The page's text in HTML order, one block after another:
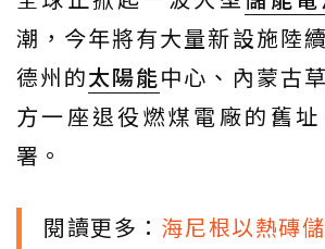
潮，今年將有大量新設施陸
德州的太陽能中心、內蒙古
方一座退役燃煤電廠的舊
署。
閱讀更多： 海尼根以熱磚